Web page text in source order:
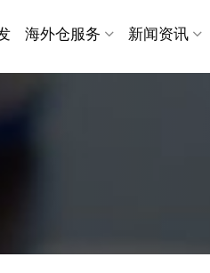
海外仓服务 新闻资讯